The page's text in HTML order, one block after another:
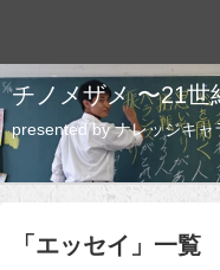
チノメザメ 〜21世
presented by ナレッジキャ
「 エッセイ 」 一覧